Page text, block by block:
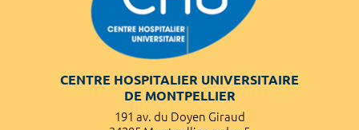
CENTRE HOSPITALIER UNIVERSITAIRE
DE MONTPELLIER
191 av. du Doyen Giraud